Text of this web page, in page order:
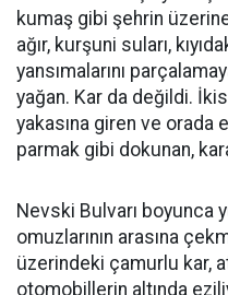
kumaş gibi şehrin üzerine
ağır, kurşuni suları,
yansımalarını
yağan. Kar da değildi.
yakasına giren ve
parmak gibi dokunan,
Nevski Bulvarı boyunca
omuzlarının arasına
üzerindeki çamurlu kar,
otomobillerin altında